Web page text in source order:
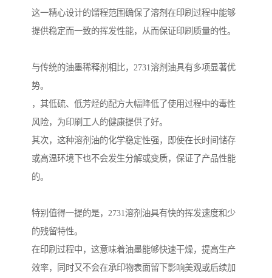
这一精心设计的馏程范围确保了溶剂在印刷过程中能够
提供稳定而一致的挥发性能，从而保证印刷质量的性。
与传统的油墨稀释剂相比，2731溶剂油具有多项显著优
势。
，其低硫、低芳烃的配方大幅降低了使用过程中的毒性
风险，为印刷工人的健康提供了好。
其次，这种溶剂油的化学稳定性强，即使在长时间储存
或高温环境下也不会发生分解或变质，保证了产品性能
的。
特别值得一提的是，2731溶剂油具有快的挥发速度和少
的残留特性。
在印刷过程中，这意味着油墨能够快速干燥，提高生产
效率，同时又不会在承印物表面留下影响美观或后续加